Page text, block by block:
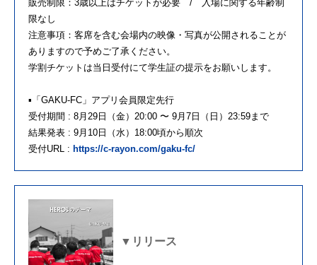
販売制限：3歳以上はチケットが必要 / 入場に関する年齢制
限なし
注意事項：客席を含む会場内の映像・写真が公開されることが
ありますので予めご了承ください。
学割チケットは当日受付にて学生証の提示をお願いします。
▪️「GAKU-FC」アプリ会員限定先行
受付期間 : 8月29日（金）20:00 〜 9月7日（日）23:59まで
結果発表 : 9月10日（水）18:00頃から順次
受付URL : https://c-rayon.com/gaku-fc/
▼リリース